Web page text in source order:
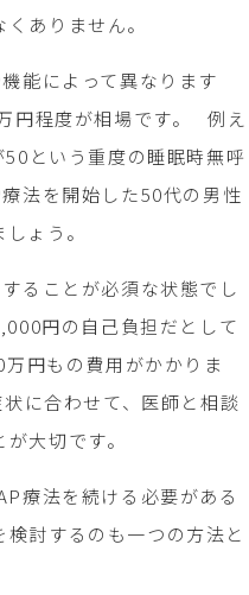
ありません。
能によって異なります
円程度が相場です。 例え
という重度の睡眠時無呼
法を開始した50代の男性
ょう。
ることが必須な状態でし
円の自己負担だとして
円もの費用がかかりま
に合わせて、医師と相談
大切です。
療法を続ける必要がある
討するのも一つの方法と